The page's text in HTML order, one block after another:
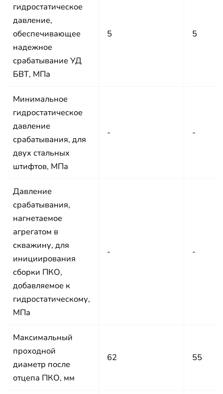
гидростатическое
давление,
обеспечивающее
надежное
срабатывание УД
БВТ, МПа
5 5
Минимальное
гидростатическое
давление
срабатывания, для
двух стальных
штифтов, МПа
- -
Давление
срабатывания,
нагнетаемое
агрегатом в
скважину, для
инициирования
сборки ПКО,
добавляемое к
гидростатическому,
МПа
- -
Максимальный
проходной
диаметр после
отцепа ПКО, мм
62 55